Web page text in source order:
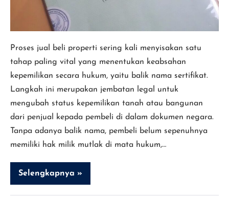
Proses jual beli properti sering kali menyisakan satu
tahap paling vital yang menentukan keabsahan
kepemilikan secara hukum, yaitu balik nama sertifikat.
Langkah ini merupakan jembatan legal untuk
mengubah status kepemilikan tanah atau bangunan
dari penjual kepada pembeli di dalam dokumen negara.
Tanpa adanya balik nama, pembeli belum sepenuhnya
memiliki hak milik mutlak di mata hukum,…
Selengkapnya »
Prosedur
Balik
Nama